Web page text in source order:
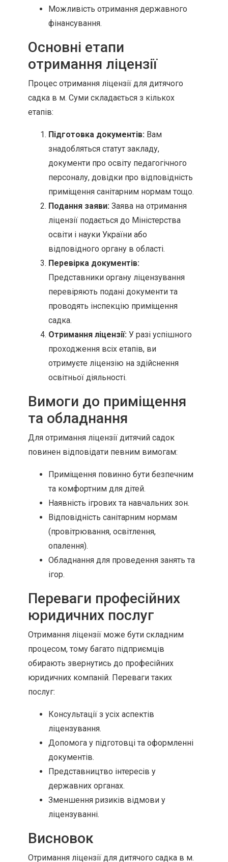
Можливість отримання державного
фінансування.
Основні етапи
отримання ліцензії
Процес отримання ліцензії для дитячого
садка в м. Суми складається з кількох
етапів:
Підготовка документів: Вам
знадобляться статут закладу,
документи про освіту педагогічного
персоналу, довідки про відповідність
приміщення санітарним нормам тощо.
Подання заяви: Заява на отримання
ліцензії подається до Міністерства
освіти і науки України або
відповідного органу в області.
Перевірка документів:
Представники органу ліцензування
перевіряють подані документи та
проводять інспекцію приміщення
садка.
Отримання ліцензії: У разі успішного
проходження всіх етапів, ви
отримуєте ліцензію на здійснення
освітньої діяльності.
Вимоги до приміщення
та обладнання
Для отримання ліцензії дитячий садок
повинен відповідати певним вимогам:
Приміщення повинно бути безпечним
та комфортним для дітей.
Наявність ігрових та навчальних зон.
Відповідність санітарним нормам
(провітрювання, освітлення,
опалення).
Обладнання для проведення занять та
ігор.
Переваги професійних
юридичних послуг
Отримання ліцензії може бути складним
процесом, тому багато підприємців
обирають звернутись до професійних
юридичних компаній. Переваги таких
послуг:
Консультації з усіх аспектів
ліцензування.
Допомога у підготовці та оформленні
документів.
Представництво інтересів у
державних органах.
Зменшення ризиків відмови у
ліцензуванні.
Висновок
Отримання ліцензії для дитячого садка в м.